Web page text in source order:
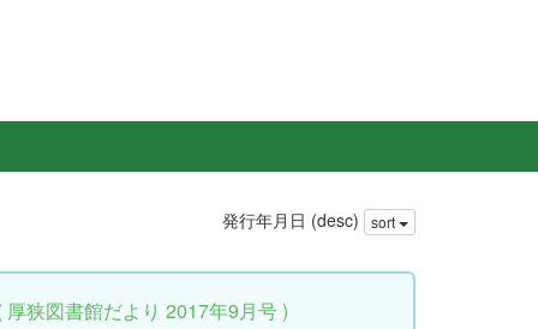
発行年月日 (desc) sort
狭図書館だより 2017年9月号 )